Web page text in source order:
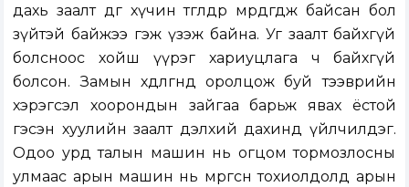
дахь заалт өдгөө хүчин төгөлдөр мөрдөгдөж байсан бол
зүйтэй байжээ гэж үзэж байна. Уг заалт байхгүй
болсноос хойш үүрэг хариуцлага ч байхгүй
болсон. Замын хөдөлгөөнд оролцож буй тээврийн
хэрэгсэл хоорондын зайгаа барьж явах ёстой
гэсэн хуулийн заалт дэлхий дахинд үйлчилдэг.
Одоо урд талын машин нь огцом тормозлосны
улмаас арын машин нь мөргөсөн тохиолдолд арын